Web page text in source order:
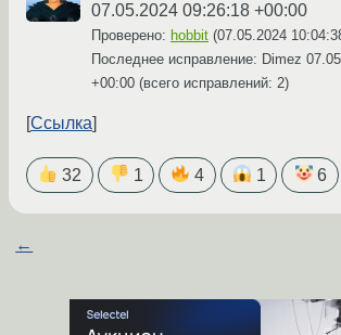
07.05.2024 09:26:18 +00:00
Проверено: hobbit (07.05.2024
Последнее исправление: Dimez
+00:00 (всего исправлений: 2)
Ссылка
32 1 4 1 6
←